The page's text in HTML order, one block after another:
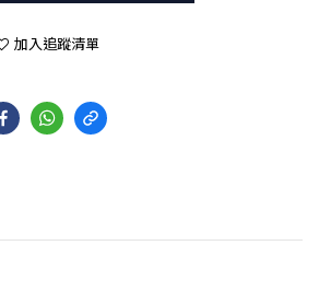
加入追蹤清單